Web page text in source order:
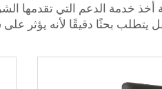
يتطلب بحثًا دقيقًا لأنه يؤثر